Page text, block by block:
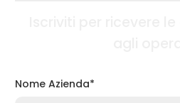
Nome Azienda*